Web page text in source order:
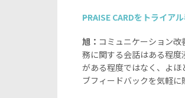
――PRAISE CARDをトライ
旭： コミュニケーション
務に関する会話はある程
がある程度ではなく、よほ
ブフィードバックを気軽に